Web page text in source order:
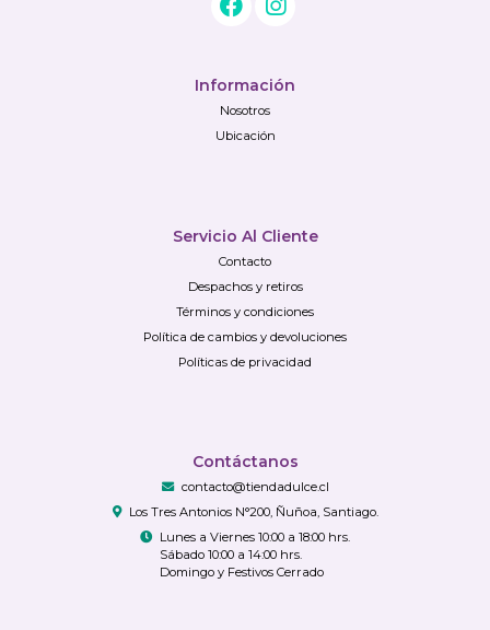
Información
Nosotros
Ubicación
Servicio Al Cliente
Contacto
Despachos y retiros
Términos y condiciones
Política de cambios y devoluciones
Políticas de privacidad
Contáctanos
contacto@tiendadulce.cl
Los Tres Antonios N°200, Ñuñoa, Santiago.
Lunes a Viernes 10:00 a 18:00 hrs.
Sábado 10:00 a 14:00 hrs.
Domingo y Festivos Cerrado